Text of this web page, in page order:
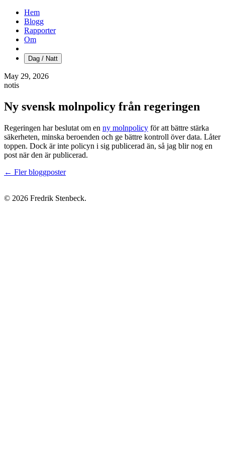
Hem
Blogg
Rapporter
Om
Dag / Natt
May 29, 2026
notis
Ny svensk molnpolicy från regeringen
Regeringen har beslutat om en ny molnpolicy för att bättre stärka
säkerheten, minska beroenden och ge bättre kontroll över data. Låter
toppen. Dock är inte policyn i sig publicerad än, så jag blir nog en
post när den är publicerad.
← Fler bloggposter
© 2026 Fredrik Stenbeck.